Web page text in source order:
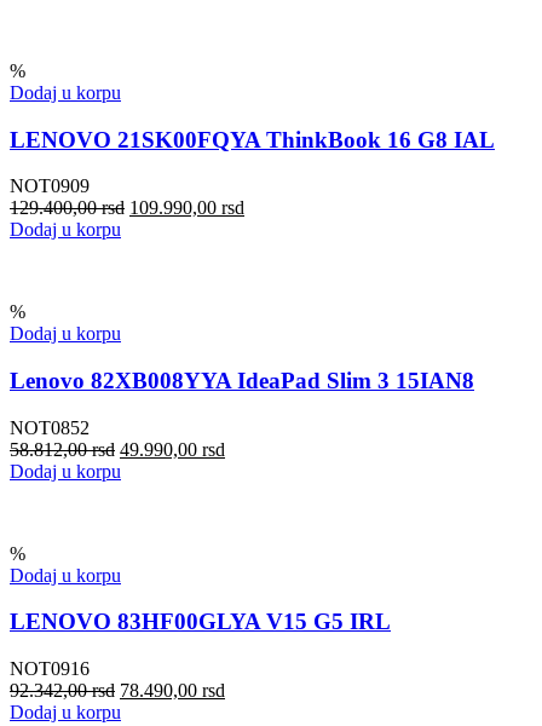
%
Dodaj u korpu
LENOVO 21SK00FQYA ThinkBook 16 G8 IAL
NOT0909
129.400,00rsd 109.990,00 rsd
Dodaj u korpu
%
Dodaj u korpu
Lenovo 82XB008YYA IdeaPad Slim 3 15IAN8
NOT0852
58.812,00rsd 49.990,00 rsd
Dodaj u korpu
%
Dodaj u korpu
LENOVO 83HF00GLYA V15 G5 IRL
NOT0916
92.342,00rsd 78.490,00 rsd
Dodaj u korpu